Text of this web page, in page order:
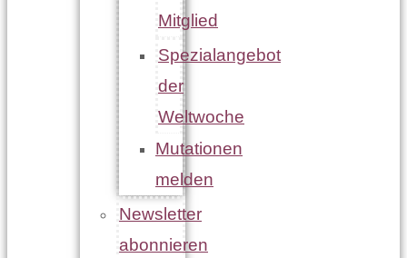
Mitglied
Spezialangebot
der
Weltwoche
Mutationen
melden
Newsletter
abonnieren